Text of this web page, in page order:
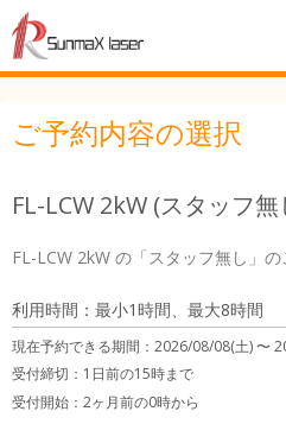
ご予約内容の選択
FL-LCW 2kW (スタッフ無
FL-LCW 2kW の「スタッフ無し」
利用時間：最小1時間、最大8時間
現在予約できる期間： 2026/08/08(土) 〜
受付締切： 1日前の15時まで
受付開始： 2ヶ月前の0時から